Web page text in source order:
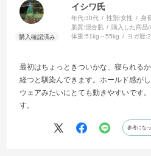
イシワ氏
年代:30代 性別:女性 身
肌質:混合肌 購入した商品
体重:51kg～55kg ヨガ歴:
最初はちょっときついかな、寝られる
経つと馴染んできます。ホールド感が
ウェアみたいにとても動きやすいです
す。
参考にな